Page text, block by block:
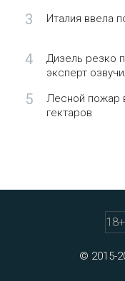
3 Италия ввела
4
Дизель резко
эксперт
5
Лесной пожар
гектаров
18+
© 2015-